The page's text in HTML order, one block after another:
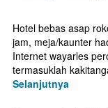
Hotel bebas asap
jam, meja/kaunter
Internet wayarles
termasuklah
Selanjutnya